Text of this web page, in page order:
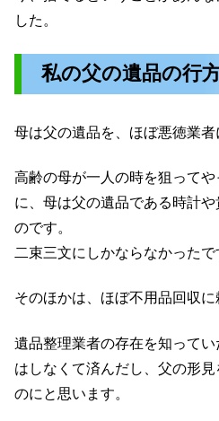
した。
私の父の遺品の行方
母は父の遺品を、ほぼ悪徳業者
高齢の母が一人の時を狙って
に、母は父の遺品である時計
のです。
二束三文にしかならなかったで
そのほかは、ほぼ不用品回収に
遺品整理業者の存在を知って
はしなくて済んだし、父の形
のにと思います。